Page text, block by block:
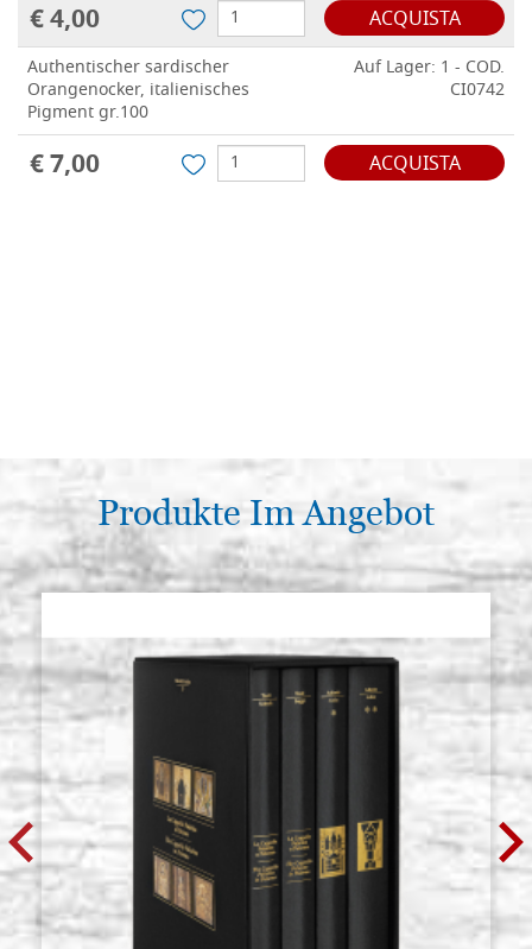
€ 4,00 ACQUISTA
Authentischer sardischer
Orangenocker, italienisches
Pigment gr.100
Auf Lager: 1 - COD.
CI0742
€ 7,00 ACQUISTA
Produkte Im Angebot